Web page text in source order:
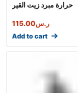
حرارة مبرد زيت القير
ر.س115.00
Add to cart